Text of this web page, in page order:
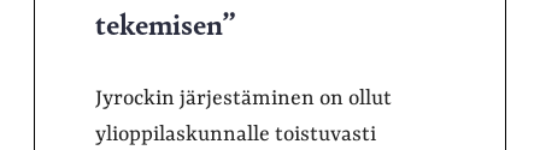
tekemisen”
Jyrockin järjestäminen on ollut
ylioppilaskunnalle toistuvasti